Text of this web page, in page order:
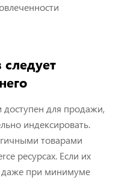
доступен для продажи,
индексировать.
товарами
ресурсах. Если их
даже при минимуме